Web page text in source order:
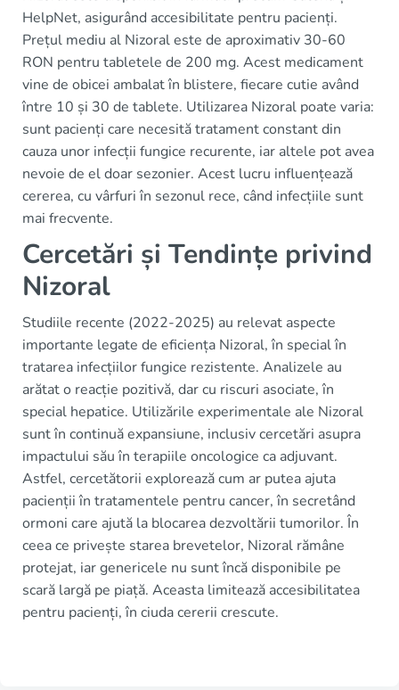
HelpNet, asigurând accesibilitate pentru pacienți.
Prețul mediu al Nizoral este de aproximativ 30-60
RON pentru tabletele de 200 mg. Acest medicament
vine de obicei ambalat în blistere, fiecare cutie având
între 10 și 30 de tablete. Utilizarea Nizoral poate varia:
sunt pacienți care necesită tratament constant din
cauza unor infecții fungice recurente, iar altele pot avea
nevoie de el doar sezonier. Acest lucru influențează
cererea, cu vârfuri în sezonul rece, când infecțiile sunt
mai frecvente.
Cercetări și Tendințe privind
Nizoral
Studiile recente (2022-2025) au relevat aspecte
importante legate de eficiența Nizoral, în special în
tratarea infecțiilor fungice rezistente. Analizele au
arătat o reacție pozitivă, dar cu riscuri asociate, în
special hepatice. Utilizările experimentale ale Nizoral
sunt în continuă expansiune, inclusiv cercetări asupra
impactului său în terapiile oncologice ca adjuvant.
Astfel, cercetătorii explorează cum ar putea ajuta
pacienții în tratamentele pentru cancer, în secretând
ormoni care ajută la blocarea dezvoltării tumorilor. În
ceea ce privește starea brevetelor, Nizoral rămâne
protejat, iar genericele nu sunt încă disponibile pe
scară largă pe piață. Aceasta limitează accesibilitatea
pentru pacienți, în ciuda cererii crescute.